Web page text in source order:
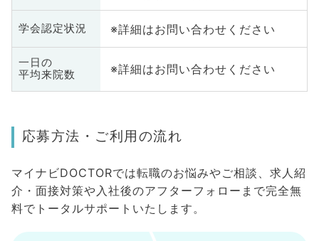
学会認定状況 ※詳細はお問い合わせください
一日の
平均来院数
※詳細はお問い合わせください
応募方法・ご利用の流れ
マイナビDOCTORでは転職のお悩みやご相談、求人紹
介・面接対策や入社後のアフターフォローまで完全無
料でトータルサポートいたします。